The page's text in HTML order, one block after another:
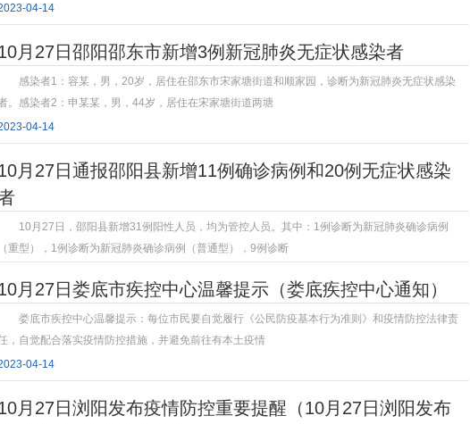
04-14
月27日邵阳邵东市新增3例新冠肺炎无症状感染者
感染者1：容某，男，20岁，居住在邵东市宋家塘街道和顺家园，诊断为新冠肺炎无症状感染
。感染者2：申某某，男，44岁，居住在宋家塘街道两塘
04-14
月27日通报邵阳县新增11例确诊病例和20例无症状感染
10月27日，邵阳县新增31例阳性人员，均为管控人员。其中：1例诊断为新冠肺炎确诊病例
（重型），1例诊断为新冠肺炎确诊病例（普通型），9例诊断
月27日娄底市疾控中心温馨提示（娄底疾控中心通知）
娄底市疾控中心温馨提示：每位市民要自觉履行《公民防疫基本行为准则》和疫情防控法律责
，自觉配合落实疫情防控措施，并避免前往有本土疫情
04-14
月27日浏阳发布疫情防控重要提醒（10月27日浏阳发布